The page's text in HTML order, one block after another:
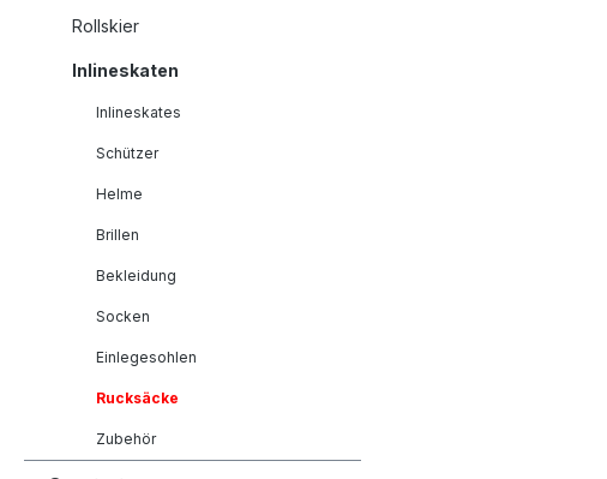
Rollskier
Inlineskaten
Inlineskates
Schützer
Helme
Brillen
Bekleidung
Socken
Einlegesohlen
Rucksäcke
Zubehör